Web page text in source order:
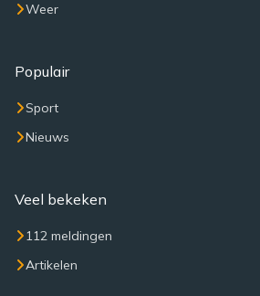
Weer
Populair
Sport
Nieuws
Veel bekeken
112 meldingen
Artikelen